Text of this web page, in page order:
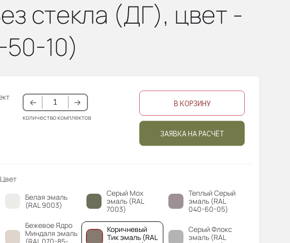
стекла (ДГ), цвет -
10)
количество комплектов
В КОРЗИНУ
ЗАЯВКА НА РАСЧЁТ
Цвет
Белая эмаль
(RAL 9003)
Серый Мох
эмаль (RAL
7003)
Теплый Серый
эмаль (RAL
040-60-05)
Бежевое Ядро
Миндаля эмаль
Коричневый
Тик эмаль (RAL
Серый Флокс
эмаль (RAL